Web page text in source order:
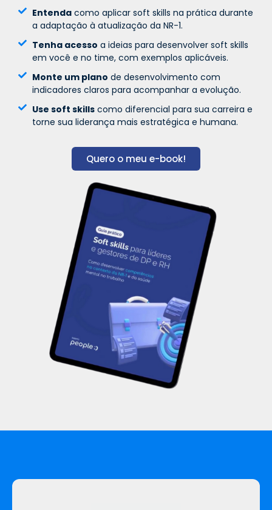
Entendacomo aplicar soft skills na prática durante
a adaptação à atualização da NR-1.
Tenha acesso a ideias para desenvolver soft skills
em você e no time, com exemplos aplicáveis.
Monte um plano de desenvolvimento com
indicadores claros para acompanhar a evolução.
Use soft skillscomo diferencial para sua carreira e
torne sua liderança mais estratégica e humana.
Quero o meu e-book!